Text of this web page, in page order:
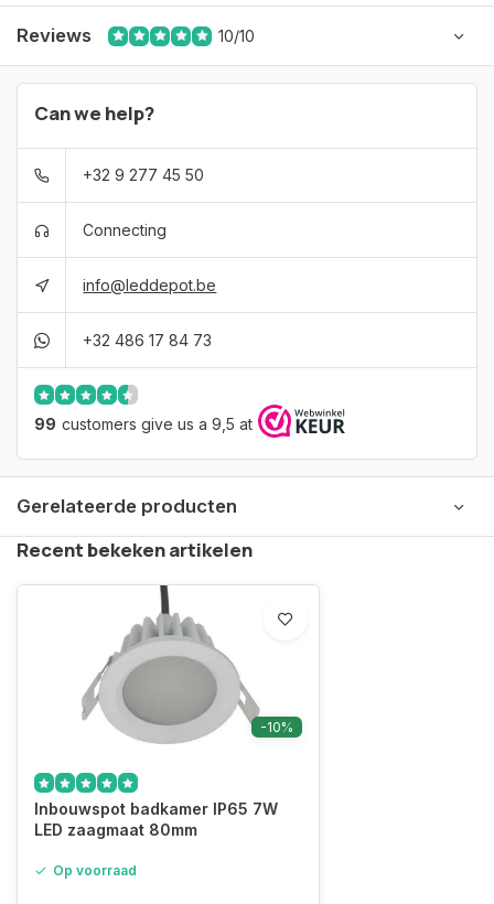
Reviews 10/10
Can we help?
+32 9 277 45 50
Connecting
info@leddepot.be
+32 486 17 84 73
99 customers give us a 9,5 at
Gerelateerde producten
Recent bekeken artikelen
-10%
Inbouwspot badkamer IP65 7W
LED zaagmaat 80mm
Op voorraad